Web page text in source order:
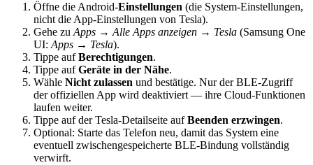
Öffne die Android-Einstellungen (die System-Einstellungen,
nicht die App-Einstellungen von Tesla).
Gehe zu Apps → Alle Apps anzeigen → Tesla (Samsung One
UI: Apps → Tesla).
Tippe aufBerechtigungen.
Tippe aufGeräte in der Nähe.
Wähle Nicht zulassen und bestätige. Nur der BLE-Zugriff
der offiziellen App wird deaktiviert — ihre Cloud-Funktionen
laufen weiter.
Tippe auf der Tesla-Detailseite aufBeenden erzwingen.
Optional: Starte das Telefon neu, damit das System eine
eventuell zwischengespeicherte BLE-Bindung vollständig
verwirft.